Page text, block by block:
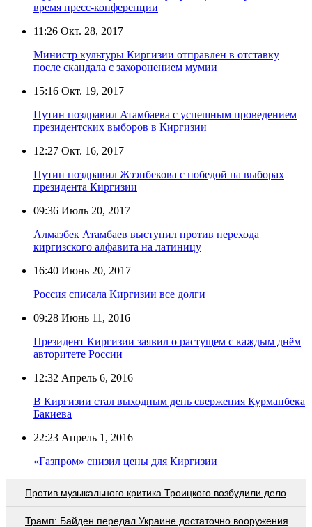
время пресс-конференции
11:26 Окт. 28, 2017
Министр культуры Киргизии отправлен в отставку
после скандала с захоронением мумии
15:16 Окт. 19, 2017
Путин поздравил Атамбаева с успешным проведением
президентских выборов в Киргизии
12:27 Окт. 16, 2017
Путин поздравил Жээнбекова с победой на выборах
президента Киргизии
09:36 Июль 20, 2017
Алмазбек Атамбаев выступил против перехода
киргизского алфавита на латиницу
16:40 Июнь 20, 2017
Россия списала Киргизии все долги
09:28 Июнь 11, 2016
Президент Киргизии заявил о растущем с каждым днём
авторитете России
12:32 Апрель 6, 2016
В Киргизии стал выходным день свержения Курманбека
Бакиева
22:23 Апрель 1, 2016
«Газпром» снизил цены для Киргизии
Против музыкального критика Троицкого возбудили дело
Трамп: Байден передал Украине достаточно вооружения